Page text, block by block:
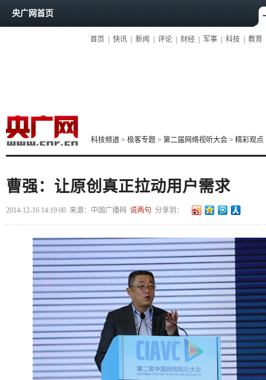
央广网首页
首页 快讯 新闻 评论 财经 军事 科技 教育
科技频道 > 极客专题 > 第二届网络视听大会 > 精彩观点
曹强：让原创真正拉动用户需求
2014-12-16 14:19:00 来源： 中国广播网 说两句 分享到：